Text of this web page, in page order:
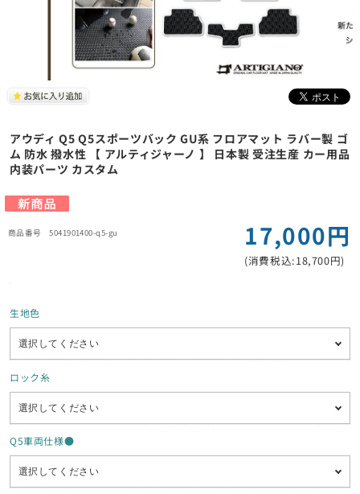
アウディ Q5 Q5スポーツバック GU系 フロアマット ラバー製 ゴ
ム 防水 撥水性 【 アルティジャーノ 】 日本製 受注生産 カー用品
内装パーツ カスタム
5041901400-q5-gu 17,000円
(消費税込:18,700円)
生地色
ロック糸
Q5車両仕様●